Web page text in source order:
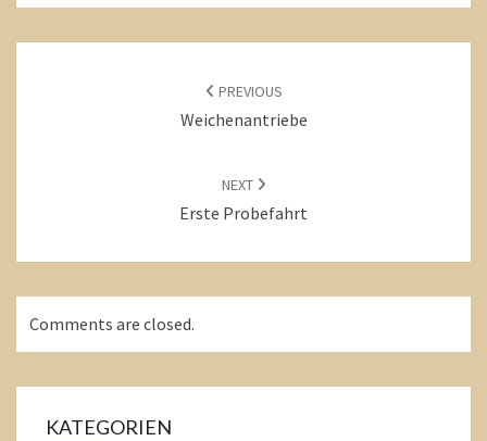
PREVIOUS
Weichenantriebe
NEXT
Erste Probefahrt
Comments are closed.
KATEGORIEN